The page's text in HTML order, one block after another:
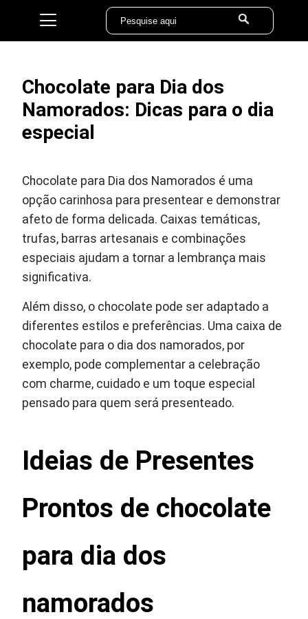
Chocolate para Dia dos
Namorados: Dicas para o dia
especial
Chocolate para Dia dos Namorados é uma
opção carinhosa para presentear e demonstrar
afeto de forma delicada. Caixas temáticas,
trufas, barras artesanais e combinações
especiais ajudam a tornar a lembrança mais
significativa.
Além disso, o chocolate pode ser adaptado a
diferentes estilos e preferências. Uma caixa de
chocolate para o dia dos namorados, por
exemplo, pode complementar a celebração
com charme, cuidado e um toque especial
pensado para quem será presenteado.
Ideias de Presentes
Prontos de chocolate
para dia dos
namorados